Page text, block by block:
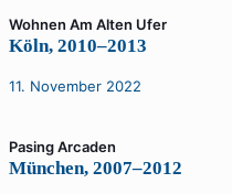
Wohnen Am Alten Ufer
Köln, 2010–2013
11. November 2022
Pasing Arcaden
München, 2007–2012